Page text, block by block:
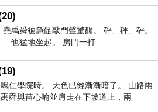
禹舜被急促敲門聲驚醒。 砰、砰、砰。
他猛地坐起。 房門一打
仁學院時。 天色已經漸漸暗了。 山路兩
舜與苗心喻並肩走在下坡道上，兩